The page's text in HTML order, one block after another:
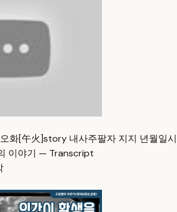
화[午火]story 내사주팔자 지지 년월일시
이야기 — Transcript